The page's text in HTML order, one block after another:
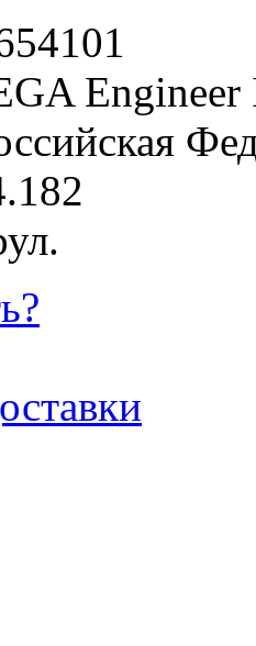
Engineer